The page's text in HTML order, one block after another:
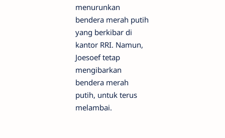
menurunkan
bendera merah putih
yang berkibar di
kantor RRI. Namun,
Joesoef tetap
mengibarkan
bendera merah
putih, untuk terus
melambai.